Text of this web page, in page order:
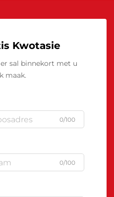
Kwotasie
sal binnekort met u
maak.
0/100
0/100